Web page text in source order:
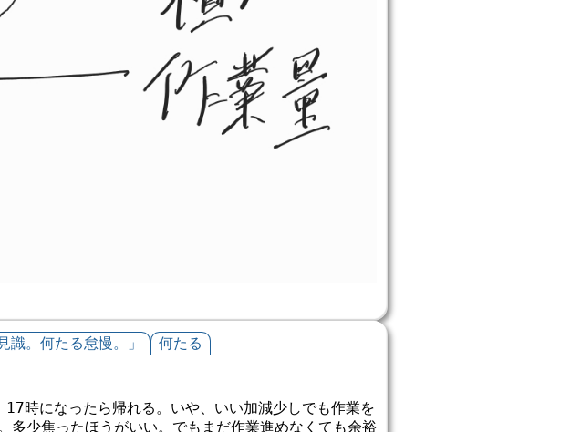
識。何たる怠慢。」 何たる
時になったら帰れる。いや、いい加減少しでも作業を
多少焦ったほうがいい。でもまだ作業進めなくても余裕